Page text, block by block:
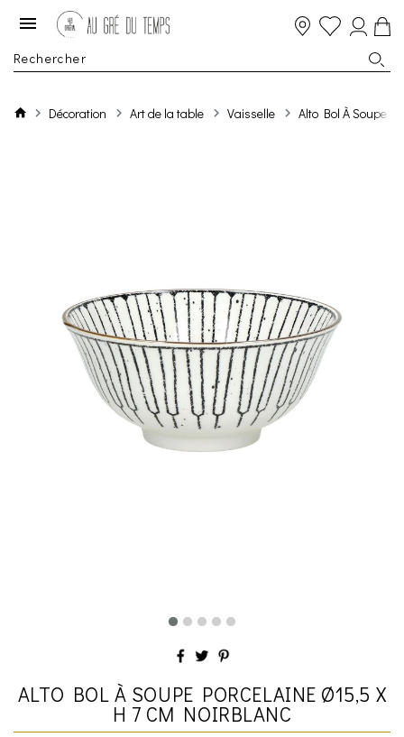
Décoration Art de la table Vaisselle Alto Bol À Soupe
ALTO BOL À SOUPE PORCELAINE Ø15,5 X
H 7 CM NOIRBLANC